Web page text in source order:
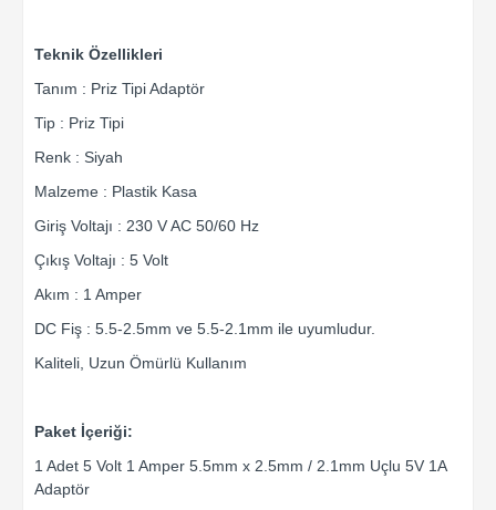
Teknik Özellikleri
Tanım : Priz Tipi Adaptör
Tip : Priz Tipi
Renk : Siyah
Malzeme : Plastik Kasa
Giriş Voltajı : 230 V AC 50/60 Hz
Çıkış Voltajı : 5 Volt
Akım : 1 Amper
DC Fiş : 5.5-2.5mm ve 5.5-2.1mm ile uyumludur.
Kaliteli, Uzun Ömürlü Kullanım
Paket İçeriği:
1 Adet 5 Volt 1 Amper 5.5mm x 2.5mm / 2.1mm Uçlu 5V 1A
Adaptör